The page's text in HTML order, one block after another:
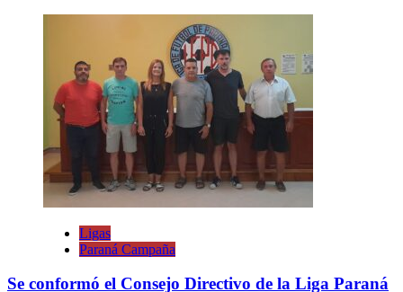
Ligas
Paraná Campaña
Se conformó el Consejo Directivo de la Liga Paraná